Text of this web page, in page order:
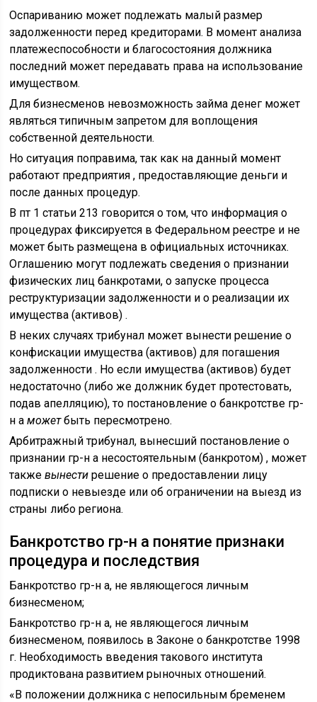
Оспариванию может подлежать малый размер
задолженности перед кредиторами. В момент анализа
платежеспособности и благосостояния должника
последний может передавать права на использование
имуществом.
Для бизнесменов невозможность займа денег может
являться типичным запретом для воплощения
собственной деятельности.
Но ситуация поправима, так как на данный момент
работают предприятия , предоставляющие деньги и
после данных процедур.
В пт 1 статьи 213 говорится о том, что информация о
процедурах фиксируется в Федеральном реестре и не
может быть размещена в официальных источниках.
Оглашению могут подлежать сведения о признании
физических лиц банкротами, о запуске процесса
реструктуризации задолженности и о реализации их
имущества (активов) .
В неких случаях трибунал может вынести решение о
конфискации имущества (активов) для погашения
задолженности . Но если имущества (активов) будет
недостаточно (либо же должник будет протестовать,
подав апелляцию), то постановление о банкротстве гр-
н аможетбыть пересмотрено.
Арбитражный трибунал, вынесший постановление о
признании гр-н а несостоятельным (банкротом) , может
такжевынести решение о предоставлении лицу
подписки о невыезде или об ограничении на выезд из
страны либо региона.
Банкротство гр-н а понятие признаки
процедура и последствия
Банкротство гр-н а, не являющегося личным
бизнесменом;
Банкротство гр-н а, не являющегося личным
бизнесменом, появилось в Законе о банкротстве 1998
г. Необходимость введения такового института
продиктована развитием рыночных отношений.
«В положении должника с непосильным бременем